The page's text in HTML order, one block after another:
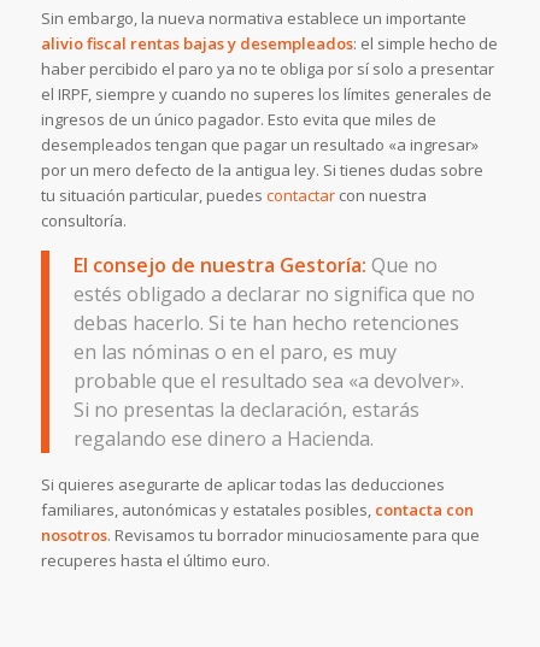
Sin embargo, la nueva normativa establece un importante
alivio fiscal rentas bajas y desempleados: el simple hecho de
haber percibido el paro ya no te obliga por sí solo a presentar
el IRPF, siempre y cuando no superes los límites generales de
ingresos de un único pagador. Esto evita que miles de
desempleados tengan que pagar un resultado «a ingresar»
por un mero defecto de la antigua ley. Si tienes dudas sobre
tu situación particular, puedes contactarcon nuestra
consultoría.
El consejo de nuestra Gestoría: Que no
estés obligado a declarar no significa que no
debas hacerlo. Si te han hecho retenciones
en las nóminas o en el paro, es muy
probable que el resultado sea «a devolver».
Si no presentas la declaración, estarás
regalando ese dinero a Hacienda.
Si quieres asegurarte de aplicar todas las deducciones
familiares, autonómicas y estatales posibles, contacta con
nosotros. Revisamos tu borrador minuciosamente para que
recuperes hasta el último euro.